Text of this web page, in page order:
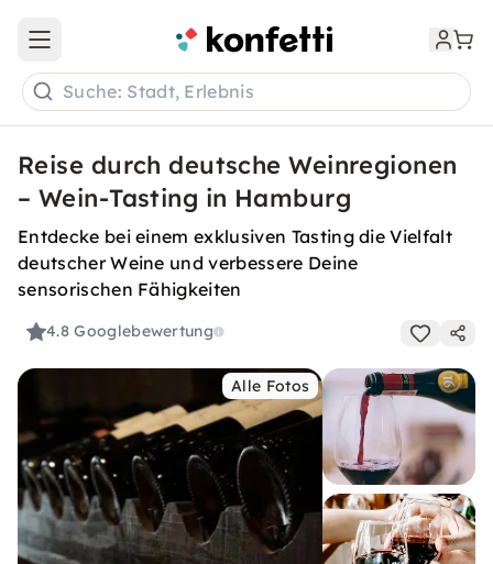
Open main menu
Suche: Stadt, Erlebnis
Reise durch deutsche Weinregionen
– Wein-Tasting in Hamburg
Entdecke bei einem exklusiven Tasting die Vielfalt
deutscher Weine und verbessere Deine
sensorischen Fähigkeiten
4.8Googlebewertung
Alle Fotos